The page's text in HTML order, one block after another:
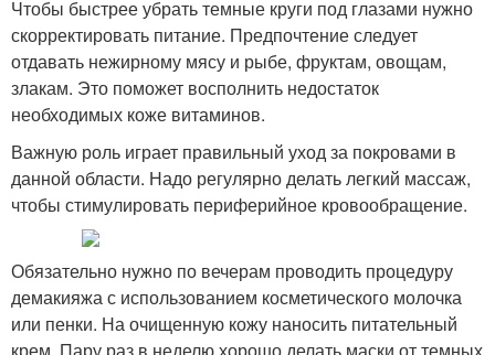
Чтобы быстрее убрать темные круги под глазами нужно
скорректировать питание. Предпочтение следует
отдавать нежирному мясу и рыбе, фруктам, овощам,
злакам. Это поможет восполнить недостаток
необходимых коже витаминов.
Важную роль играет правильный уход за покровами в
данной области. Надо регулярно делать легкий массаж,
чтобы стимулировать периферийное кровообращение.
Обязательно нужно по вечерам проводить процедуру
демакияжа с использованием косметического молочка
или пенки. На очищенную кожу наносить питательный